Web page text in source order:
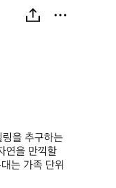
을 추구하는
연을 만끽할
는 가족 단위